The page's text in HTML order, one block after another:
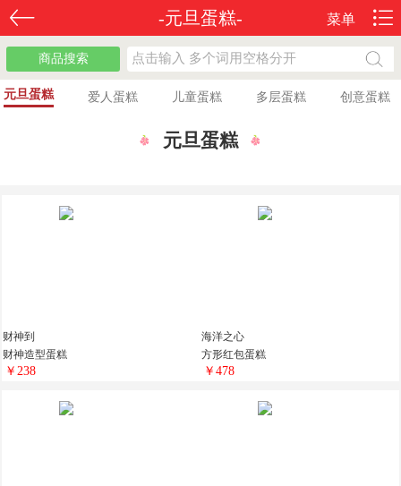
-元旦蛋糕- 菜单
商品搜索
元旦蛋糕 爱人蛋糕 儿童蛋糕 多层蛋糕 创意蛋糕
元旦蛋糕
财神到
财神造型蛋糕
￥238
海洋之心
方形红包蛋糕
￥478